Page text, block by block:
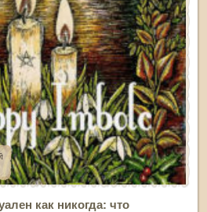
как никогда: что